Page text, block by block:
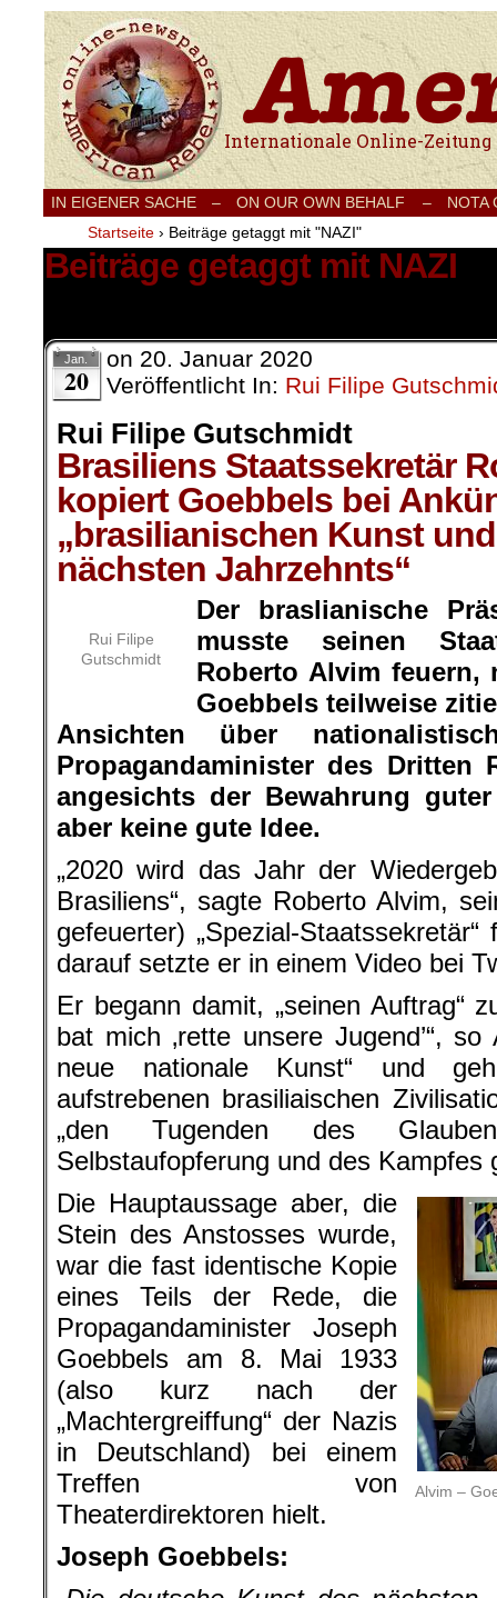
Internationale Onlinezeitung für Frieden,
IN EIGENER SACHE – ON OUR OWN BEHALF –
NOTA
Startseite › Beiträge getaggt mit "NAZI"
Beiträge getaggt mit NAZI
Jan.
20
on 20. Januar 2020
Veröffentlicht In: Rui Filipe
Rui Filipe Gutschmidt
Brasiliens Staatssekretär
kopiert Goebbels bei
„brasilianischen Kunst
nächsten Jahrzehnts“
Rui Filipe
Gutschmidt
Der braslianische
musste seinen
Roberto Alvim feuern,
Goebbels teilweise
Ansichten über
Propagandaminister des Dritten
angesichts der Bewahrung
aber keine gute Idee.
„2020 wird das Jahr der
Brasiliens“, sagte Roberto Alvim,
gefeuerter) „Spezial-
darauf setzte er in einem Video bei
Er begann damit, „seinen Auftrag“
bat mich ‚rette unsere Jugend’“,
neue nationale Kunst“ und
aufstrebenen brasiliaischen
„den Tugenden des
Selbstaufopferung und des Kampfes
Alvim –
Die Hauptaussage aber, die
Stein des Anstosses wurde,
war die fast identische Kopie
eines Teils der Rede, die
Propagandaminister Joseph
Goebbels am 8. Mai 1933
(also kurz nach der
„Machtergreiffung“ der Nazis
in Deutschland) bei einem
Treffen von
Theaterdirektoren hielt.
Joseph Goebbels: